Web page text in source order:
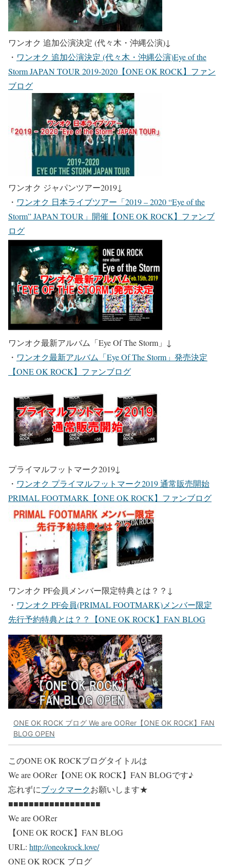
ワンオク 追加公演決定 (代々木・沖縄公演)↓
・ ワンオク 追加公演決定 (代々木・沖縄公演)Eye of the
Storm JAPAN TOUR 2019-2020【ONE OK ROCK】ファン
ブログ
ワンオク ジャパンツアー2019↓
・ ワンオク 日本ライブツアー「2019 – 2020 “Eye of the
Storm” JAPAN TOUR」開催【ONE OK ROCK】ファンブ
ログ
ワンオク最新アルバム「Eye Of The Storm」
↓
・ ワンオク最新アルバム「Eye Of The Storm」発売決定
【ONE OK ROCK】ファンブログ
プライマルフットマーク2019↓
・ ワンオク プライマルフットマーク2019 通常販売開始
PRIMAL FOOTMARK【ONE OK ROCK】ファンブログ
ワンオク PF会員メンバー限定特典とは？？ ↓
・ ワンオク PF会員(PRIMAL FOOTMARK)メンバー限定
先行予約特典とは？？【ONE OK ROCK】FAN BLOG
ONE OK ROCK ブログ We are OORer【ONE OK ROCK】FAN
BLOG OPEN
このONE OK ROCKブログタイトルは
We are OORer【ONE OK ROCK】FAN BLOGです♪
忘れずにブックマークお願いします★
■■■■■■■■■■■■■■■■■■
We are OORer
【ONE OK ROCK】FAN BLOG
URL: http://oneokrock.love/
ONE OK ROCK ブログ